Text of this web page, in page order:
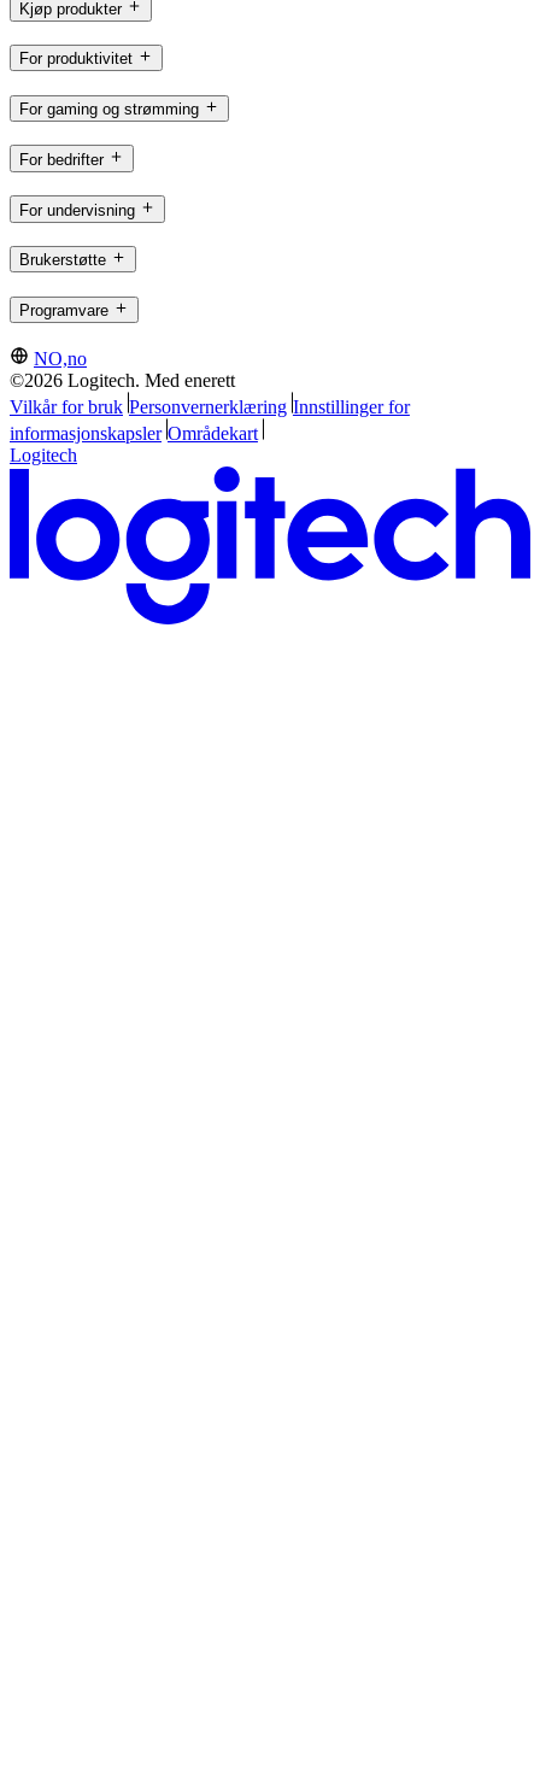
Kjøp produkter
For produktivitet
For gaming og strømming
For bedrifter
For undervisning
Brukerstøtte
Programvare
NO,no
©2026 Logitech. Med enerett
Vilkår for bruk Personvernerklæring Innstillinger for
informasjonskapsler Områdekart
Logitech